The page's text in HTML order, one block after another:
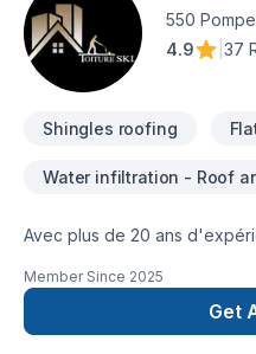
entreprise regroupant les
gamme de services de
550
4.9
37
Shingles roofing
Water infiltration - Roof
Avec plus de 20 ans
réaliserons un travail de
Member Since 2025
Get